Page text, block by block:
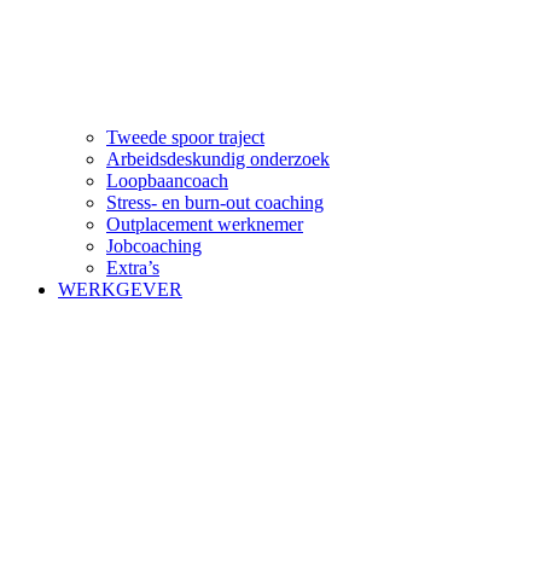
Tweede spoor traject
Arbeidsdeskundig onderzoek
Loopbaancoach
Stress- en burn-out coaching
Outplacement werknemer
Jobcoaching
Extra’s
WERKGEVER